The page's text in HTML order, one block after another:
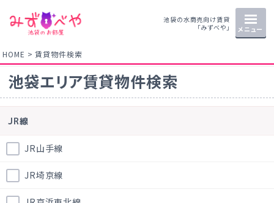
池袋の水商売向け賃貸
「みずべや」
メニュー
HOME 賃貸物件検索
池袋エリア賃貸物件検索
JR線
JR山手線
JR埼京線